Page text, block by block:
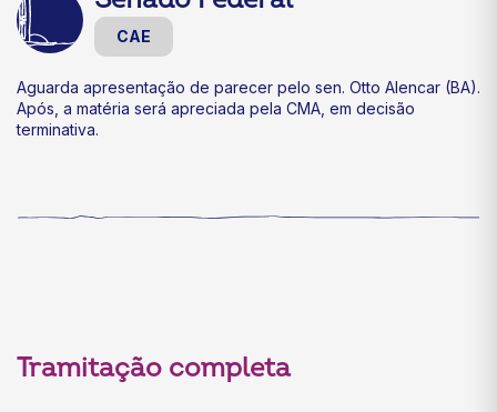
CAE
Aguarda apresentação de parecer pelo sen. Otto Alencar (BA).
Após, a matéria será apreciada pela CMA, em decisão
terminativa.
Tramitação completa